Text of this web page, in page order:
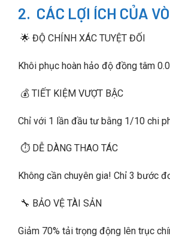
2. CÁC LỢI ÍCH CỦA
🌟 ĐỘ CHÍNH XÁC TUYỆT ĐỐI
Khôi phục hoàn hảo độ đồng tâm
💰 TIẾT KIỆM VƯỢT BẬC
Chỉ với 1 lần đầu tư bằng 1/10 chi
⏱️ DỄ DÀNG THAO TÁC
Không cần chuyên gia! Chỉ 3 bước
🔧 BẢO VỆ TÀI SẢN
Giảm 70% tải trọng động lên trục